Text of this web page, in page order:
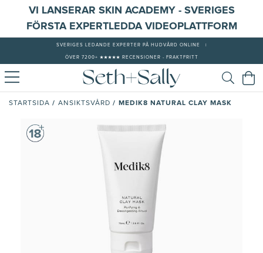
VI LANSERAR SKIN ACADEMY - SVERIGES
FÖRSTA EXPERTLEDDA VIDEOPLATTFORM
SVERIGES LEDANDE EXPERTER PÅ HUDVÅRD ONLINE
ÖVER 7200+ ★★★★★ RECENSIONER - FRAKTFRITT
STARTSIDA / ANSIKTSVÅRD / MEDIK8 NATURAL CLAY MASK